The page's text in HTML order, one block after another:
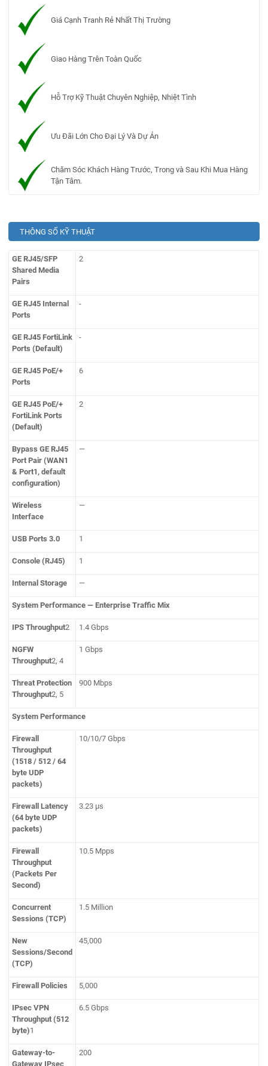
Giá Cạnh Tranh Rẻ Nhất Thị Trường
Giao Hàng Trên Toàn Quốc
Hỗ Trợ Kỹ Thuật Chuyên Nghiệp, Nhiệt Tình
Ưu Đãi Lớn Cho Đại Lý Và Dự Án
Chăm Sóc Khách Hàng Trước, Trong và Sau Khi Mua Hàng
Tận Tâm.
THÔNG SỐ KỸ THUẬT
GE RJ45/SFP
Shared Media
Pairs
2
GE RJ45 Internal
Ports
-
GE RJ45 FortiLink
Ports (Default)
-
GE RJ45 PoE/+
Ports
6
GE RJ45 PoE/+
FortiLink Ports
(Default)
2
Bypass GE RJ45
Port Pair (WAN1
& Port1, default
configuration)
—
Wireless
Interface
—
USB Ports 3.0 1
Console (RJ45) 1
Internal Storage —
System Performance — Enterprise Traffic Mix
IPS Throughput2 1.4 Gbps
NGFW
Throughput2, 4
1 Gbps
Threat Protection
Throughput2, 5
900 Mbps
System Performance
Firewall
Throughput
(1518 / 512 / 64
byte UDP
packets)
10/10/7 Gbps
Firewall Latency
(64 byte UDP
packets)
3.23 μs
Firewall
Throughput
(Packets Per
Second)
10.5 Mpps
Concurrent
Sessions (TCP)
1.5 Million
New
Sessions/Second
(TCP)
45,000
Firewall Policies 5,000
IPsec VPN
Throughput (512
byte)1
6.5 Gbps
Gateway-to-
Gateway IPsec
200